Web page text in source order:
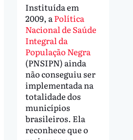
Instituída em
2009, a Política
Nacional de Saúde
Integral da
População Negra
(PNSIPN) ainda
não conseguiu ser
implementada na
totalidade dos
municípios
brasileiros. Ela
reconhece que o